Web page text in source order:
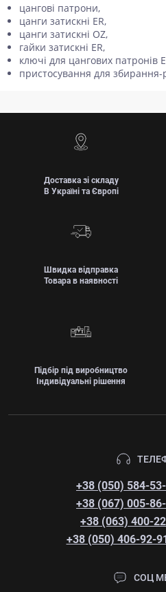
цангові патрони,
цанги затискні ER,
цанги затискні OZ,
гайки затискні ER,
ключі для цангових патронів
пристосування для
Доставка зі складу
В Україні та Європі
Швидка відправка
Товара в наявності
Підбір під виробництво
Індивідуальні рішення
+38 (050) 584-
+38 (067) 005-
+38 (063) 400-
+38 (050) 406-92-
СОЦ